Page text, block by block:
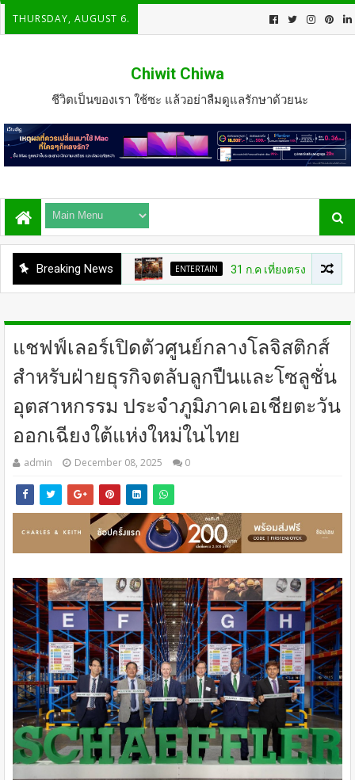
THURSDAY, AUGUST 6.
Chiwit Chiwa
ชีวิตเป็นของเรา ใช้ซะ แล้วอย่าลืมดูแลรักษาด้วยนะ
Breaking News ENTERTAIN 31 ก.ค เที่ยงตรง กดบัตรให้ทันนะเพื่
แชฟฟ์เลอร์เปิดตัวศูนย์กลางโลจิสติกส์
สำหรับฝ่ายธุรกิจตลับลูกปืนและโซลูชั่น
อุตสาหกรรม ประจำภูมิภาคเอเชียตะวัน
ออกเฉียงใต้แห่งใหม่ในไทย
admin December 08, 2025 0